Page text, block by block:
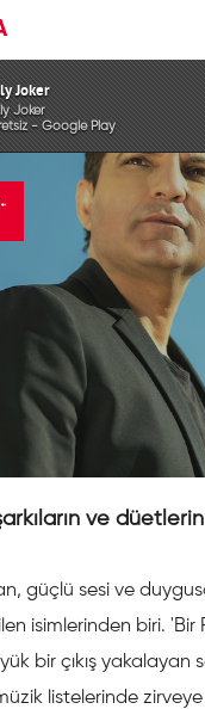
El
ve
güçlü sesi ve
isimlerinden biri. 'Bir
bir çıkış yakalayan
listelerinde
Joker
Joker
- Google Play